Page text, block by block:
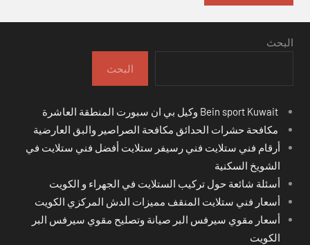
البحث
البحث
مكافحة حشرات الحدائق مكافحة الصراصير والبق العارضية
أرقام فني ستلايت فني رسيفر ستلايت أفضل فني ستلايت في
الشويخ السكنية
أسئلة شائعة حول تركيب الستلايت في الجهراء و الكويت
أسعار فني ستلايت المنقف مميزات الدش المركزي الكويت
أسعار مقوي سيرفس البر صيانة وتصليح مقوي سيرفس البر
الكويت